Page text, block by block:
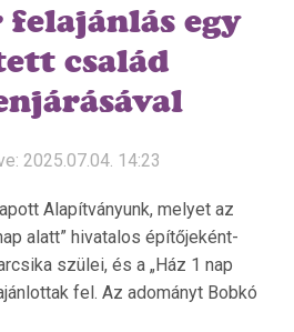
felajánlás egy
család
2025.07.04. 14:23
Alapítványunk, melyet az
alatt” hivatalos építőjeként-
szülei, és a „Ház 1 nap
fel. Az adományt Bobkó